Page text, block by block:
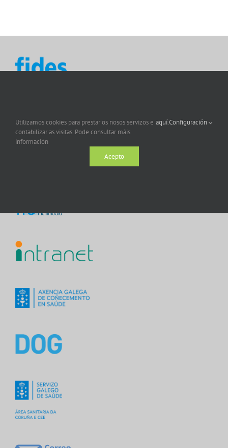
Utilizamos cookies para prestar os nosos servizos e
contabilizar as visitas. Pode consultar máis
información
aquí.Configuración
Acepto